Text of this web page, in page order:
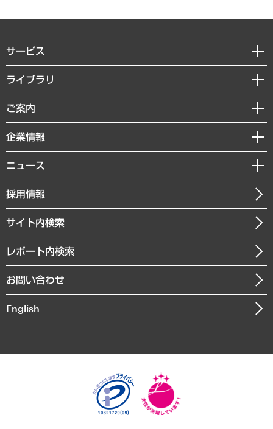
サービス
経営戦略
組織・人事戦略
デジタルイノベーション
共生・ダイバーシティ
GRC（ガバナンス・リスク・コンプライアンス）・防災（政策）
経済・産業・雇用・労働
まちづくり・観光・交通・スポーツ・スマートシティ
自然資源・農林水産業・食料システム
ライブラリ
経済調査
レポート
コラム
経営用語集
受託・受注実績（官公庁関連）
メディア掲載・出演
ご案内
セミナー・イベント情報
MUFGビジネスセミナー
受託案件情報
企業情報
私たちの想い
社長メッセージ
会社概要
沿革
組織図・本部部室紹介
インドネシア現地法人
個人情報保護方針
ニュース
ニュースリリース
お知らせ
採用情報
サイト内検索
レポート内検索
お問い合わせ
English